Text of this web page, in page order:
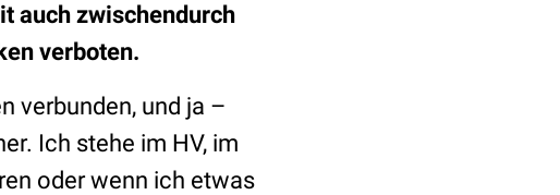
auch zwischendurch
verboten.
verbunden, und ja –
Ich stehe im HV, im
oder wenn ich etwas